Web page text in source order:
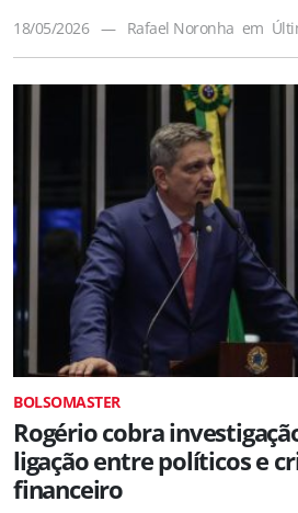
18/05/2026 — Rafael Noronha em
BOLSOMASTER
Rogério cobra
ligação entre políticos e
financeiro